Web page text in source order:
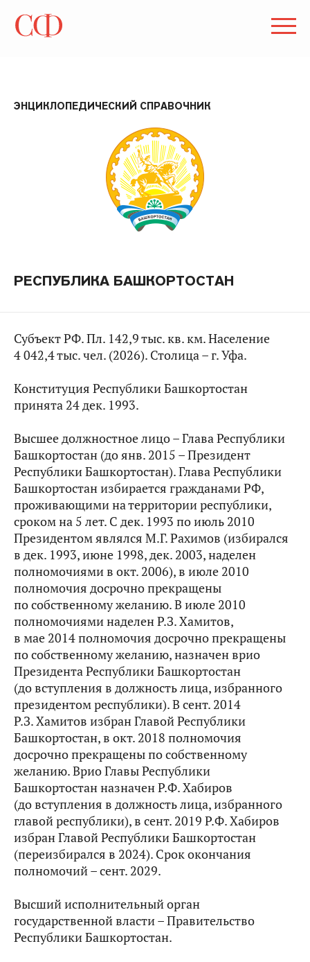
ЭНЦИКЛОПЕДИЧЕСКИЙ СПРАВОЧНИК
РЕСПУБЛИКА БАШКОРТОСТАН
Субъект РФ. Пл. 142,9 тыс. кв. км. Население
4 042,4 тыс. чел. (2026). Столица – г. Уфа.
Конституция Республики Башкортостан
принята 24 дек. 1993.
Высшее должностное лицо – Глава Республики
Башкортостан (до янв. 2015 – Президент
Республики Башкортостан). Глава Республики
Башкортостан избирается гражданами РФ,
проживающими на территории республики,
сроком на 5 лет. С дек. 1993 по июль 2010
Президентом являлся М.Г. Рахимов (избирался
в дек. 1993, июне 1998, дек. 2003, наделен
полномочиями в окт. 2006), в июле 2010
полномочия досрочно прекращены
по собственному желанию. В июле 2010
полномочиями наделен Р.З. Хамитов,
в мае 2014 полномочия досрочно прекращены
по собственному желанию, назначен врио
Президента Республики Башкортостан
(до вступления в должность лица, избранного
президентом республики). В сент. 2014
Р.З. Хамитов избран Главой Республики
Башкортостан, в окт. 2018 полномочия
досрочно прекращены по собственному
желанию. Врио Главы Республики
Башкортостан назначен Р.Ф. Хабиров
(до вступления в должность лица, избранного
главой республики), в сент. 2019 Р.Ф. Хабиров
избран Главой Республики Башкортостан
(переизбирался в 2024). Срок окончания
полномочий – сент. 2029.
Высший исполнительный орган
государственной власти – Правительство
Республики Башкортостан.